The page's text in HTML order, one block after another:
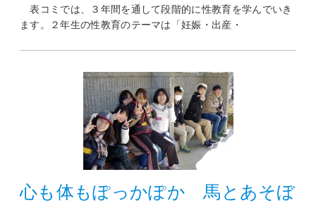
表コミでは、３年間を通して段階的に性教育を学んでいき
ます。２年生の性教育のテーマは「妊娠・出産・
心も体もぽっかぽか 馬とあそぼ